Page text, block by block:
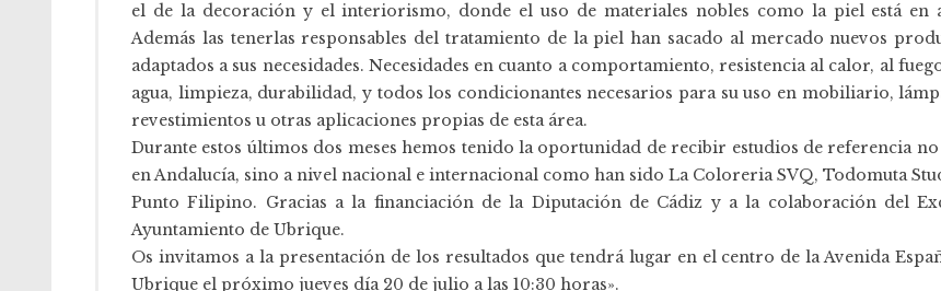
el de la decoración y el interiorismo, donde el uso de materiales nobles como la piel está en
Además las tenerlas responsables del tratamiento de la piel han sacado al mercado nuevos
adaptados a sus necesidades. Necesidades en cuanto a comportamiento, resistencia al calor, al
agua, limpieza, durabilidad, y todos los condicionantes necesarios para su uso en mobiliario,
revestimientos u otras aplicaciones propias de esta área.
Durante estos últimos dos meses hemos tenido la oportunidad de recibir estudios de referencia
en Andalucía, sino a nivel nacional e internacional como han sido La Coloreria SVQ, Todomuta
Punto Filipino. Gracias a la financiación de la Diputación de Cádiz y a la colaboración del
Ayuntamiento de Ubrique.
Os invitamos a la presentación de los resultados que tendrá lugar en el centro de la Avenida
Ubrique el próximo jueves día 20 de julio a las 10:30 horas».